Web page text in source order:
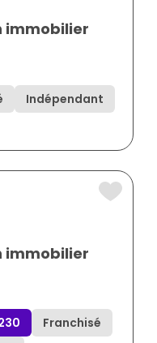
immobilier
Indépendant
immobilier
Franchisé